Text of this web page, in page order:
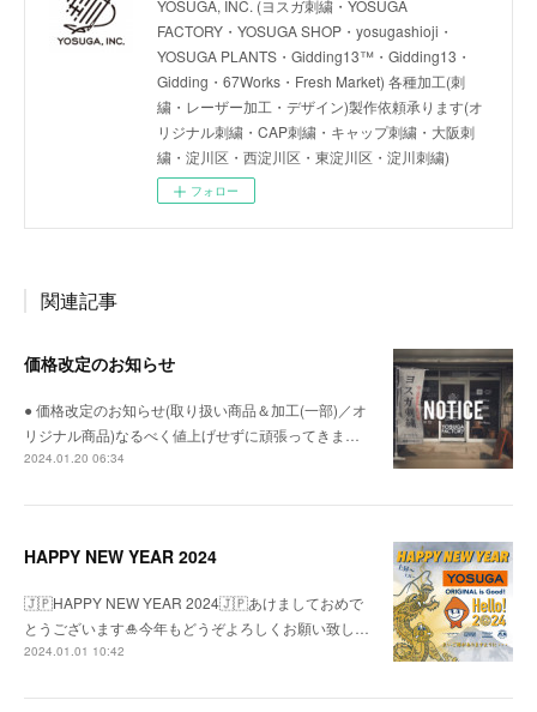
YOSUGA, INC. (ヨスガ刺繍・YOSUGA
FACTORY・YOSUGA SHOP・yosugashioji・
YOSUGA PLANTS・Gidding13™・Gidding13・
Gidding・67Works・Fresh Market) 各種加工(刺
繍・レーザー加工・デザイン)製作依頼承ります(オ
リジナル刺繍・CAP刺繍・キャップ刺繍・大阪刺
繍・淀川区・西淀川区・東淀川区・淀川刺繍)
フォロー
関連記事
価格改定のお知らせ
● 価格改定のお知らせ(取り扱い商品＆加工(一部)／オ
リジナル商品)なるべく値上げせずに頑張ってきま…
2024.01.20 06:34
HAPPY NEW YEAR 2024
🇯🇵HAPPY NEW YEAR 2024🇯🇵あけましておめで
とうございます🎍今年もどうぞよろしくお願い致し…
2024.01.01 10:42